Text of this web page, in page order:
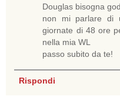
Douglas bisogna
non mi parlare di
giornate di 48 ore
nella mia WL
passo subito da te!
Rispondi